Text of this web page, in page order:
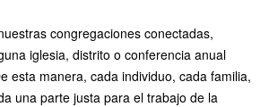
congregaciones conectadas,
iglesia, distrito o conferencia anual
esta manera, cada individuo, cada familia,
una parte justa para el trabajo de la